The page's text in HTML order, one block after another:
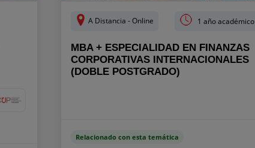
A Distancia - Online 1 año académico
MBA + ESPECIALIDAD EN FINANZAS
CORPORATIVAS INTERNACIONALES
(DOBLE POSTGRADO)
Relacionado con esta temática